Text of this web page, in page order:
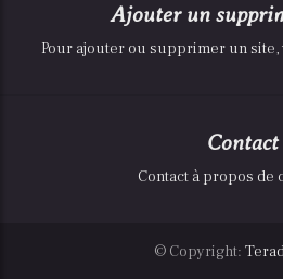
Ajouter un
Pour ajouter ou supprimer un site,
Contact
Contact à propos de
© Copyright: